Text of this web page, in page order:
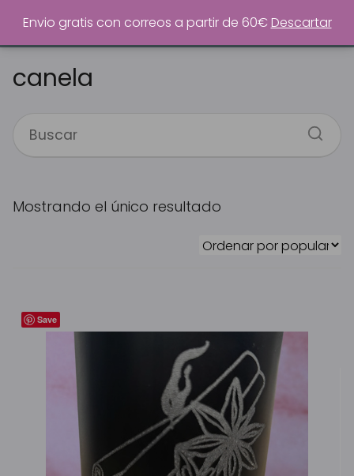
Envio gratis con correos a partir de 60€ Descartar
canela
Mostrando el único resultado
Save